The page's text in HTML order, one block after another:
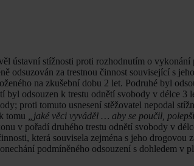
ústavní stížnosti proti rozhodnutím o vykonání
odsuzován za trestnou činnost související s
na zkušební dobu 2 let. Podruhé byl
odsouzen k trestu odnětí svobody v délce 3
proti tomuto usnesení stěžovatel nepodal
tomu
„jaké věci vyváděl … aby se poučil,
v pořadí druhého trestu odnětí svobody v
která souvisela zejména s jeho drogovou
podmíněného odsouzení s dohledem v